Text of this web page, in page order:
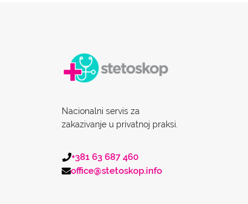
Nacionalni servis za
zakazivanje u privatnoj praksi.
+381 63 687 460
office@stetoskop.info